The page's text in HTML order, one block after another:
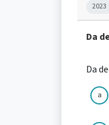
2023
Da
Da
a